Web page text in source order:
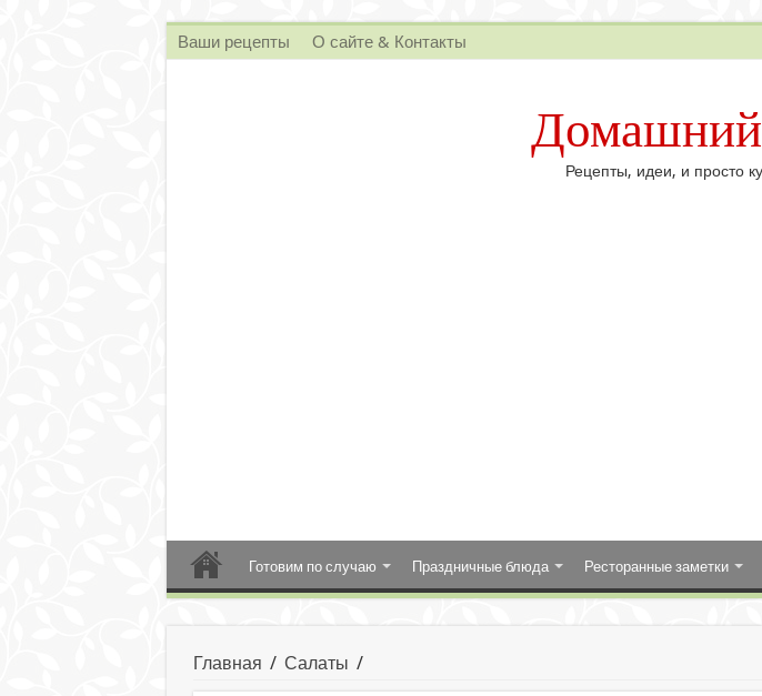
Ваши рецепты О сайте & Контакты
Домашний
Рецепты, идеи, и просто
Готовим по случаю Праздничные блюда Ресторанные заметки
Главная / Салаты /